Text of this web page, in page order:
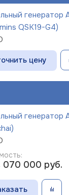
QSK19-G4)
цену
070 000 руб.